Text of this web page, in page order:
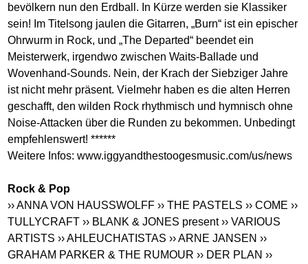
bevölkern nun den Erdball. In Kürze werden sie Klassiker
sein! Im Titelsong jaulen die Gitarren, „Burn“ ist ein epischer
Ohrwurm in Rock, und „The Departed“ beendet ein
Meisterwerk, irgendwo zwischen Waits-Ballade und
Wovenhand-Sounds. Nein, der Krach der Siebziger Jahre
ist nicht mehr präsent. Vielmehr haben es die alten Herren
geschafft, den wilden Rock rhythmisch und hymnisch ohne
Noise-Attacken über die Runden zu bekommen. Unbedingt
empfehlenswert! ******
Weitere Infos:www.iggyandthestoogesmusic.com/us/news
Rock & Pop
›› ANNA VON HAUSSWOLFF ›› THE PASTELS ›› COME ››
TULLYCRAFT ›› BLANK & JONES present ›› VARIOUS
ARTISTS ›› AHLEUCHATISTAS ›› ARNE JANSEN ››
GRAHAM PARKER & THE RUMOUR ›› DER PLAN ››